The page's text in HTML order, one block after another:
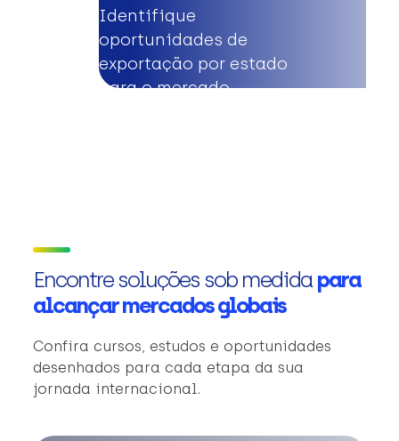
Identifique
oportunidades de
exportação por estado
para o mercado
Encontre soluções sob medidapara
alcançar mercados globais
Confira cursos, estudos e oportunidades
desenhados para cada etapa da sua
jornada internacional.